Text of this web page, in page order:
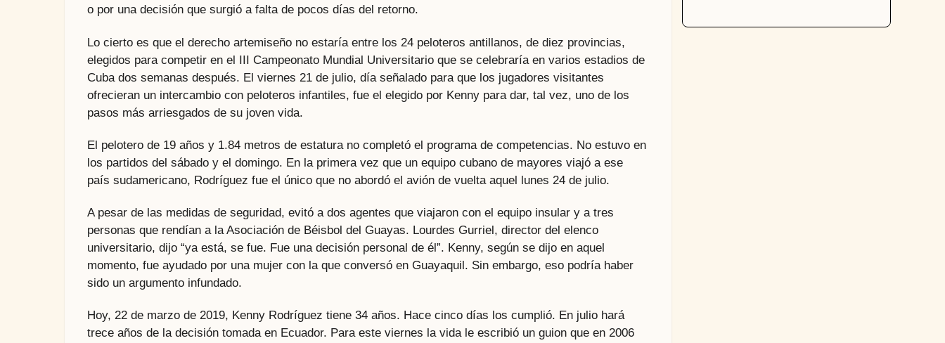
o por una decisión que surgió a falta de pocos días del retorno.
Lo cierto es que el derecho artemiseño no estaría entre los 24 peloteros antillanos, de diez provincias,
elegidos para competir en el III Campeonato Mundial Universitario que se celebraría en varios estadios de
Cuba dos semanas después. El viernes 21 de julio, día señalado para que los jugadores visitantes
ofrecieran un intercambio con peloteros infantiles, fue el elegido por Kenny para dar, tal vez, uno de los
pasos más arriesgados de su joven vida.
El pelotero de 19 años y 1.84 metros de estatura no completó el programa de competencias. No estuvo en
los partidos del sábado y el domingo. En la primera vez que un equipo cubano de mayores viajó a ese
país sudamericano, Rodríguez fue el único que no abordó el avión de vuelta aquel lunes 24 de julio.
A pesar de las medidas de seguridad, evitó a dos agentes que viajaron con el equipo insular y a tres
personas que rendían a la Asociación de Béisbol del Guayas. Lourdes Gurriel, director del elenco
universitario, dijo “ya está, se fue. Fue una decisión personal de él”. Kenny, según se dijo en aquel
momento, fue ayudado por una mujer con la que conversó en Guayaquil. Sin embargo, eso podría haber
sido un argumento infundado.
Hoy, 22 de marzo de 2019, Kenny Rodríguez tiene 34 años. Hace cinco días los cumplió. En julio hará
trece años de la decisión tomada en Ecuador. Para este viernes la vida le escribió un guion que en 2006